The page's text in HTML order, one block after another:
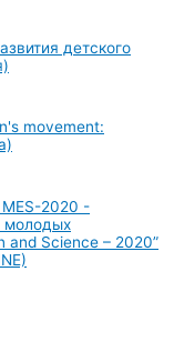
детского
movement:
2020 -
молодых
and Science – 2020”